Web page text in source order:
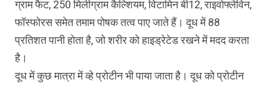
ग्राम फैट, 250 मिलीग्राम कैल्शियम, विटामिन बी12, राइवोफ्लेविन,
फॉस्फोरस समेत तमाम पोषक तत्व पाए जाते हैं। दूध में 88
प्रतिशत पानी होता है, जो शरीर को हाइड्रेटेड रखने में मदद करता
है।
दूध में कुछ मात्रा में व्हे प्रोटीन भी पाया जाता है। दूध को प्रोटीन